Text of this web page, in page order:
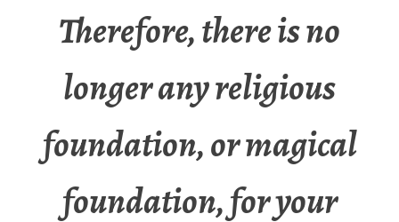
Therefore, there is no
longer any religious
foundation, or magical
foundation, for your